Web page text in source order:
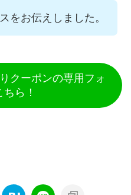
をお伝えしました。
クーポンの専用フォ
ら！